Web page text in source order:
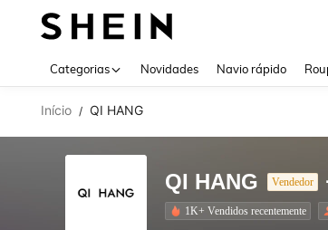
Categorias Novidades Navio rápido
Início / QI HANG
QI HANG Vendedor
1K+ Vendidos recentemente